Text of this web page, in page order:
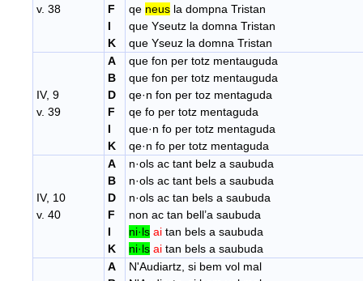
v. 38
F
I
K
qe neus la dompna Tristan
que Yseutz la domna Tristan
que Yseuz la domna Tristan
IV, 9
v. 39
A
B
D
F
I
K
que fon per totz mentauguda
que fon per totz mentauguda
qe·n fon per toz mentaguda
qe fo per totz mentaguda
que·n fo per totz mentaguda
qe·n fo per totz mentaguda
IV, 10
v. 40
A
B
D
F
I
K
n·ols ac tant belz a saubuda
n·ols ac tant bels a saubuda
n·ols ac tan bels a saubuda
non ac tan bell’a saubuda
ni·ls ai tan bels a saubuda
ni·ls ai tan bels a saubuda
A
N'Audiartz, si bem vol mal